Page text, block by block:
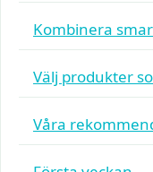
Kombinera
Välj produkter
Våra